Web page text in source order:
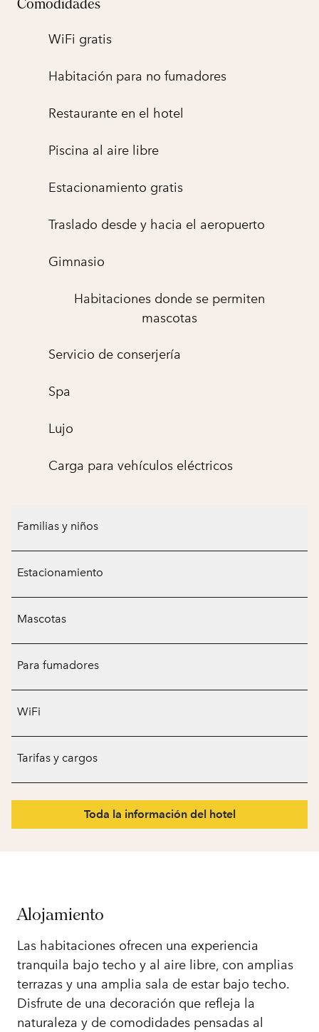
Comodidades
WiFi gratis
Habitación para no fumadores
Restaurante en el hotel
Piscina al aire libre
Estacionamiento gratis
Traslado desde y hacia el aeropuerto
Gimnasio
Habitaciones donde se permiten
mascotas
Servicio de conserjería
Spa
Lujo
Carga para vehículos eléctricos
Familias y niños
Estacionamiento
Mascotas
Para fumadores
WiFi
Tarifas y cargos
Toda la información del hotel
Alojamiento
Las habitaciones ofrecen una experiencia
tranquila bajo techo y al aire libre, con amplias
terrazas y una amplia sala de estar bajo techo.
Disfrute de una decoración que refleja la
naturaleza y de comodidades pensadas al